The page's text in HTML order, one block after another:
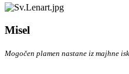
Misel
Mogočen plamen nastane iz majhne